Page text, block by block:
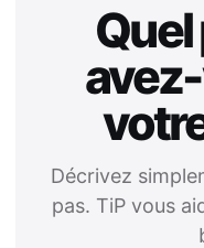
Décrivez
pas. TiP vous